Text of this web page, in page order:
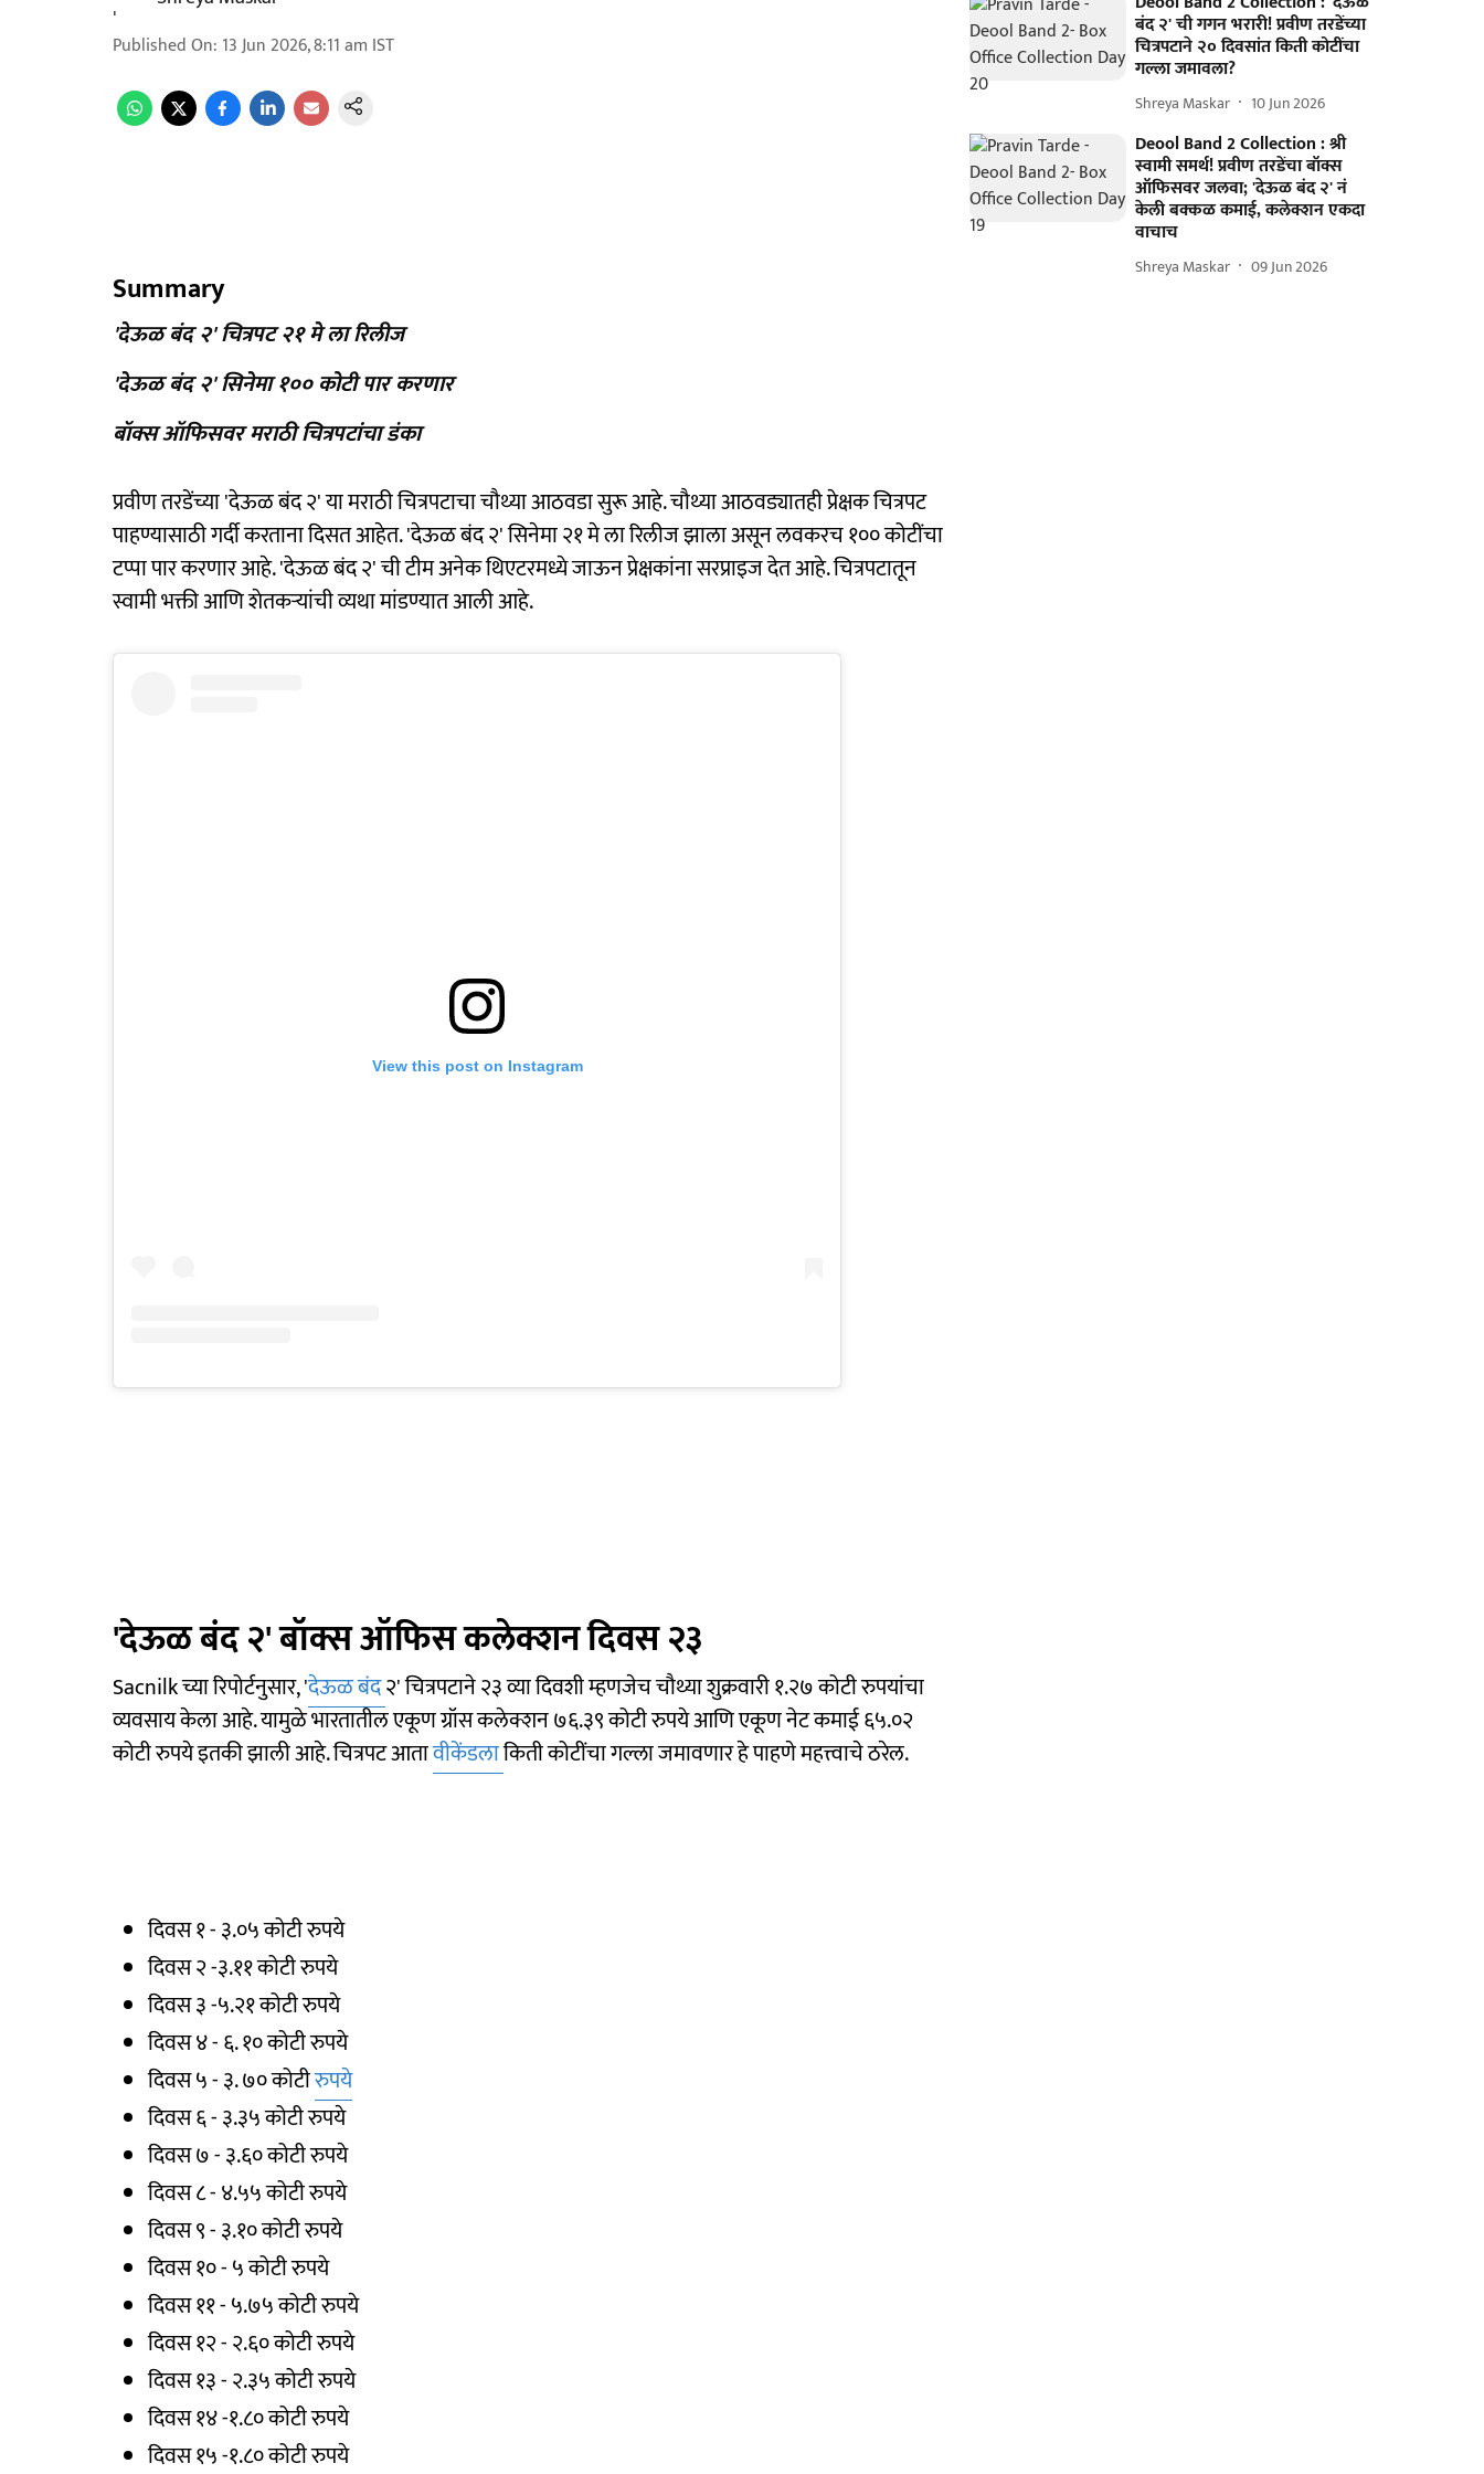
Published On: 13 Jun 2026, 8:11 am IST
Summary
'देऊळ बंद २' चित्रपट २१ मे ला रिलीज
'देऊळ बंद २' सिनेमा १०० कोटी पार करणार
बॉक्स ऑफिसवर मराठी चित्रपटांचा डंका
प्रवीण तरडेंच्या 'देऊळ बंद २' या मराठी चित्रपटाचा चौथ्या आठवडा सुरू आहे. चौथ्या आठवड्यातही प्रेक्षक चित्रपट
पाहण्यासाठी गर्दी करताना दिसत आहेत. 'देऊळ बंद २' सिनेमा २१ मे ला रिलीज झाला असून लवकरच १०० कोटींचा
टप्पा पार करणार आहे. 'देऊळ बंद २' ची टीम अनेक थिएटरमध्ये जाऊन प्रेक्षकांना सरप्राइज देत आहे. चित्रपटातून
स्वामी भक्ती आणि शेतकऱ्यांची व्यथा मांडण्यात आली आहे.
View this post on Instagram
'देऊळ बंद २' बॉक्स ऑफिस कलेक्शन दिवस २३
Sacnilk च्या रिपोर्टनुसार, 'देऊळ बंद२' चित्रपटाने २३ व्या दिवशी म्हणजेच चौथ्या शुक्रवारी १.२७ कोटी रुपयांचा
व्यवसाय केला आहे. यामुळे भारतातील एकूण ग्रॉस कलेक्शन ७६.३९ कोटी रुपये आणि एकूण नेट कमाई ६५.०२
कोटी रुपये इतकी झाली आहे. चित्रपट आतावीकेंडलाकिती कोटींचा गल्ला जमावणार हे पाहणे महत्त्वाचे ठरेल.
दिवस १ - ३.०५ कोटी रुपये
दिवस २ -३.११ कोटी रुपये
दिवस ३ -५.२१ कोटी रुपये
दिवस ४ - ६. १० कोटी रुपये
दिवस ५ - ३. ७० कोटीरुपये
दिवस ६ - ३.३५ कोटी रुपये
दिवस ७ - ३.६० कोटी रुपये
दिवस ८ - ४.५५ कोटी रुपये
दिवस ९ - ३.१० कोटी रुपये
दिवस १० - ५ कोटी रुपये
दिवस ११ - ५.७५ कोटी रुपये
दिवस १२ - २.६० कोटी रुपये
दिवस १३ - २.३५ कोटी रुपये
दिवस १४ -१.८० कोटी रुपये
दिवस १५ -१.८० कोटी रुपये
बंद २' ची गगन भरारी! प्रवीण तरडेंच्या
चित्रपटाने २० दिवसांत किती कोटींचा
गल्ला जमावला?
Shreya Maskar 10 Jun 2026
Deool Band 2 Collection : श्री
स्वामी समर्थ! प्रवीण तरडेंचा बॉक्स
ऑफिसवर जलवा; 'देऊळ बंद २' नं
केली बक्कळ कमाई, कलेक्शन एकदा
वाचाच
Shreya Maskar 09 Jun 2026